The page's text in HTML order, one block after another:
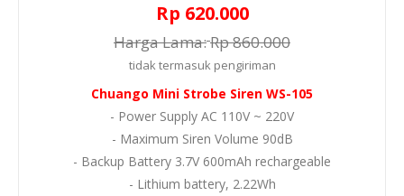
Rp 620.000
Harga Lama:Rp 860.000
tidak termasuk pengiriman
Chuango Mini Strobe Siren WS-105
- Power Supply AC 110V ~ 220V
- Maximum Siren Volume 90dB
- Backup Battery 3.7V 600mAh rechargeable
- Lithium battery, 2.22Wh